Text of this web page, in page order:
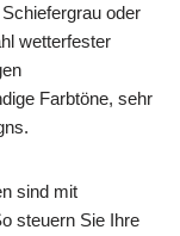
oder
wetterfester
Farbtöne, sehr
sind mit
steuern Sie Ihre